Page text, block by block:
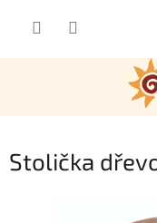
Stolička